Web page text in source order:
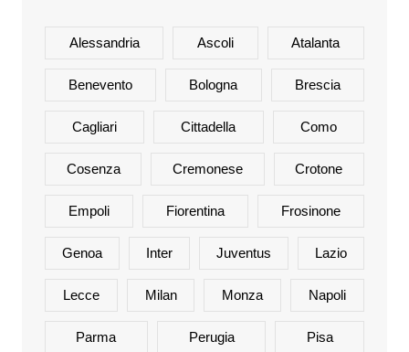
Alessandria Ascoli Atalanta
Benevento Bologna Brescia
Cagliari Cittadella Como
Cosenza Cremonese Crotone
Empoli Fiorentina Frosinone
Genoa Inter Juventus Lazio
Lecce Milan Monza Napoli
Parma Perugia Pisa